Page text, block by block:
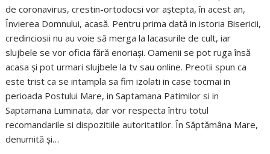
de coronavirus, crestin-ortodocsi vor aștepta, în acest an,
Învierea Domnului, acasă. Pentru prima dată in istoria Bisericii,
credinciosii nu au voie să merga la lacasurile de cult, iar
slujbele se vor oficia fără enoriași. Oamenii se pot ruga însă
acasa și pot urmari slujbele la tv sau online. Preotii spun ca
este trist ca se intampla sa fim izolati in case tocmai in
perioada Postului Mare, in Saptamana Patimilor si in
Saptamana Luminata, dar vor respecta întru totul
recomandarile si dispozitiile autoritatilor. În Săptămâna Mare,
denumită și…